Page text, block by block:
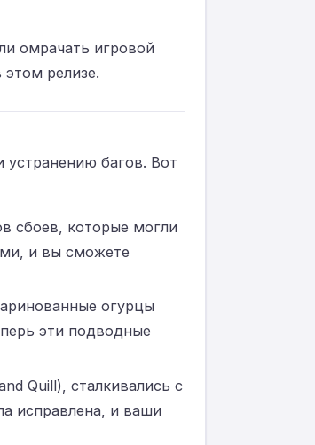
омрачать игровой
релизе.
устранению багов. Вот
сбоев, которые могли
и вы сможете
огурцы
эти подводные
Quill), сталкивались с
исправлена, и ваши